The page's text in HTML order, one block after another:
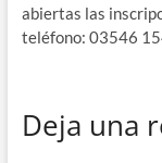
abiertas las
teléfono: 03546
Deja una